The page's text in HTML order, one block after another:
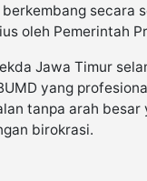
secara
oleh Pemerintah
Jawa Timur
yang
tanpa arah
birokrasi.